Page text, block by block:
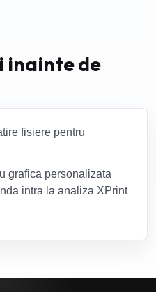
inainte de
fisiere pentru
grafica personalizata
intra la analiza XPrint